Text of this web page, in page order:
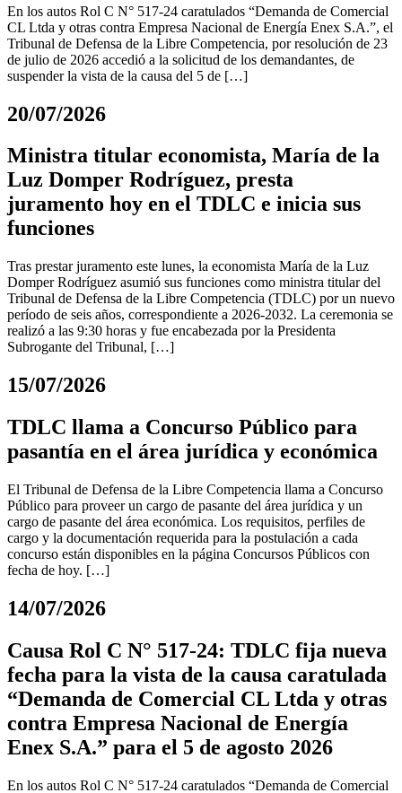
En los autos Rol C N° 517-24 caratulados “Demanda de Comercial
CL Ltda y otras contra Empresa Nacional de Energía Enex S.A.”, el
Tribunal de Defensa de la Libre Competencia, por resolución de 23
de julio de 2026 accedió a la solicitud de los demandantes, de
suspender la vista de la causa del 5 de […]
20/07/2026
Ministra titular economista, María de la
Luz Domper Rodríguez, presta
juramento hoy en el TDLC e inicia sus
funciones
Tras prestar juramento este lunes, la economista María de la Luz
Domper Rodríguez asumió sus funciones como ministra titular del
Tribunal de Defensa de la Libre Competencia (TDLC) por un nuevo
período de seis años, correspondiente a 2026-2032. La ceremonia se
realizó a las 9:30 horas y fue encabezada por la Presidenta
Subrogante del Tribunal, […]
15/07/2026
TDLC llama a Concurso Público para
pasantía en el área jurídica y económica
El Tribunal de Defensa de la Libre Competencia llama a Concurso
Público para proveer un cargo de pasante del área jurídica y un
cargo de pasante del área económica. Los requisitos, perfiles de
cargo y la documentación requerida para la postulación a cada
concurso están disponibles en la página Concursos Públicos con
fecha de hoy. […]
14/07/2026
Causa Rol C N° 517-24: TDLC fija nueva
fecha para la vista de la causa caratulada
“Demanda de Comercial CL Ltda y otras
contra Empresa Nacional de Energía
Enex S.A.” para el 5 de agosto 2026
En los autos Rol C N° 517-24 caratulados “Demanda de Comercial